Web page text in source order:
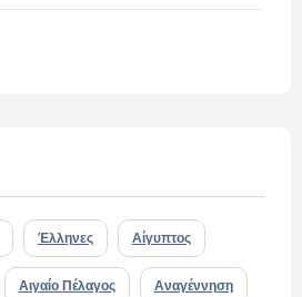
Έλληνες Αίγυπτος
Αιγαίο Πέλαγος Αναγέννηση